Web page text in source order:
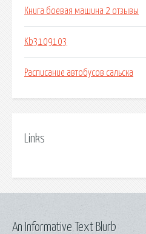
Книга боевая машина 2 отзывы
Kb3109103
Расписание автобусов сальска
Links
An Informative Text Blurb